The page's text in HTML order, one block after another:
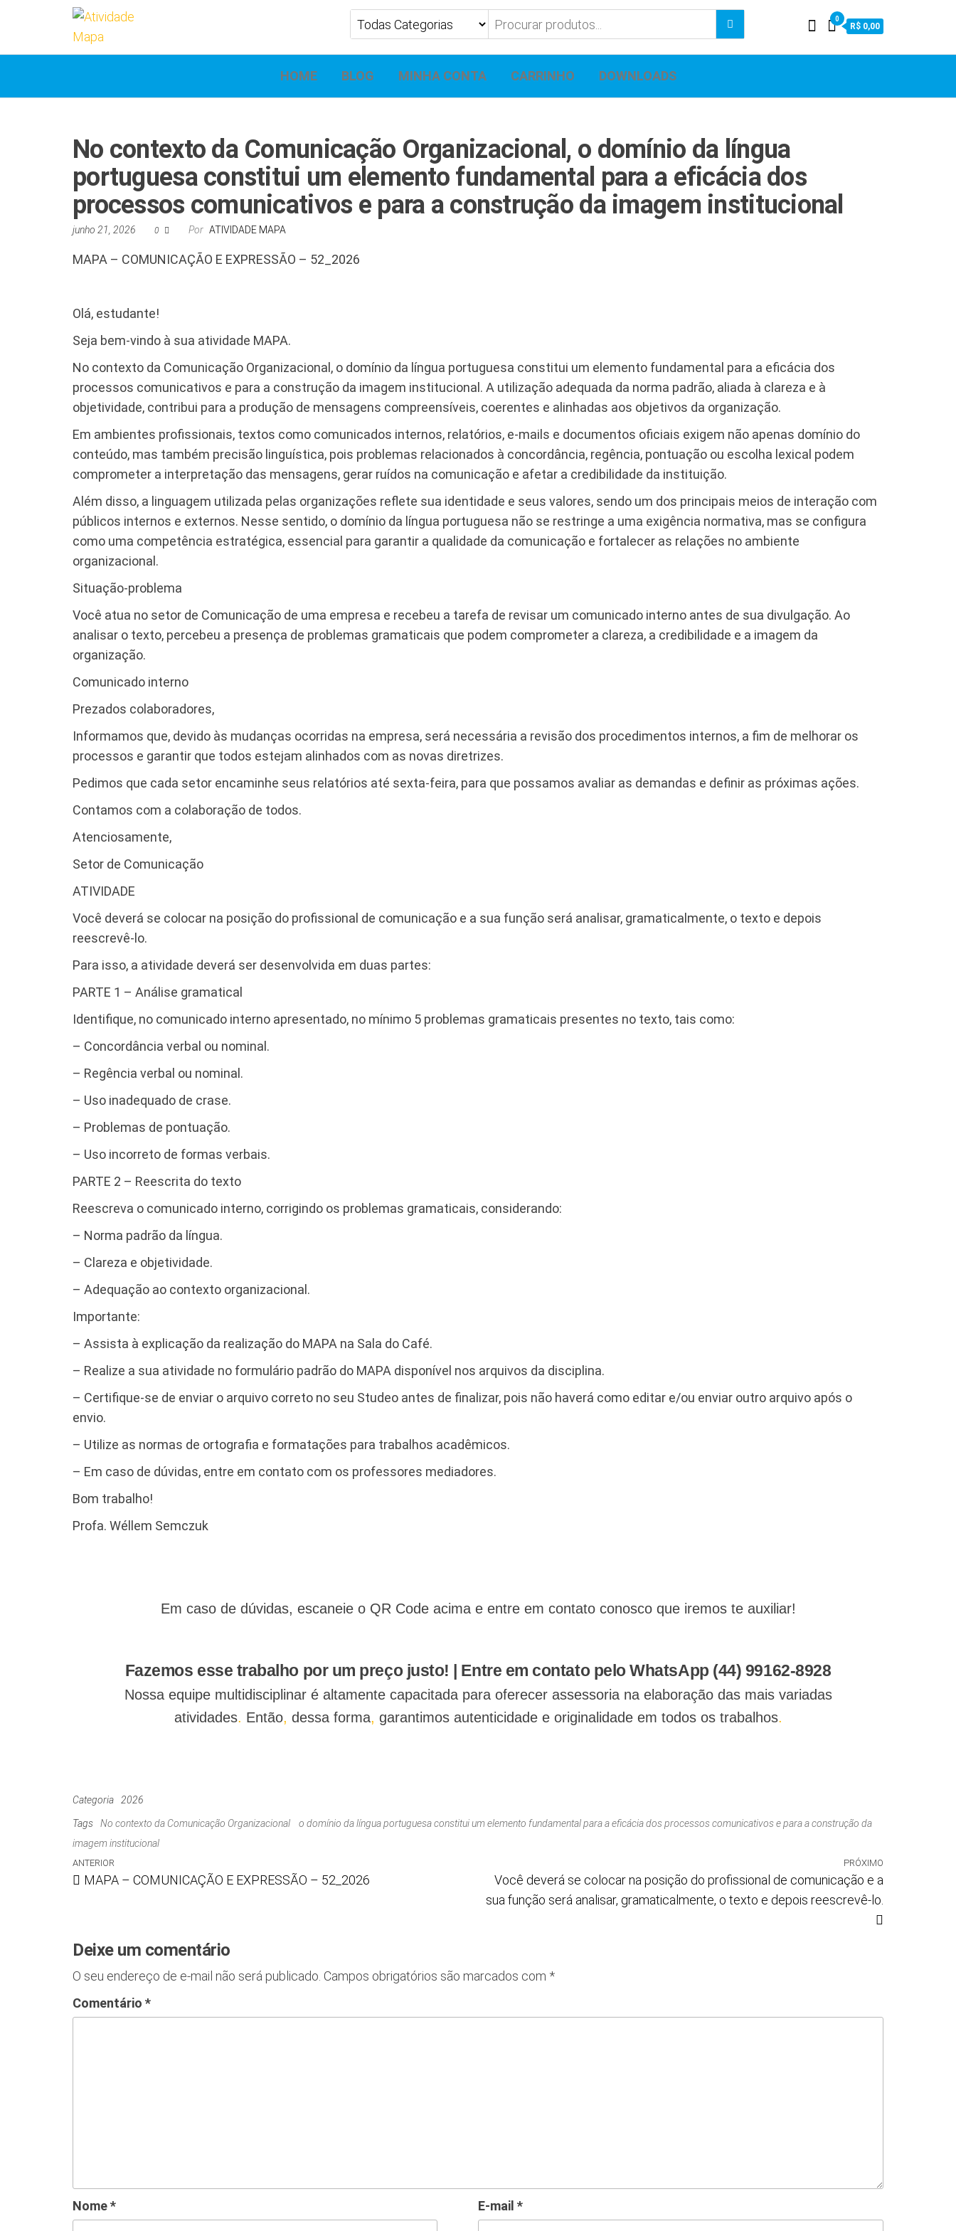
0
R$ 0,00
HOME BLOG MINHA CONTA CARRINHO DOWNLOADS
No contexto da Comunicação Organizacional, o domínio da língua
portuguesa constitui um elemento fundamental para a eficácia dos
processos comunicativos e para a construção da imagem institucional
junho 21, 2026 0 Por ATIVIDADE MAPA
MAPA – COMUNICAÇÃO E EXPRESSÃO – 52_2026
Olá, estudante!
Seja bem-vindo à sua atividade MAPA.
No contexto da Comunicação Organizacional, o domínio da língua portuguesa constitui um elemento fundamental para a eficácia dos
processos comunicativos e para a construção da imagem institucional. A utilização adequada da norma padrão, aliada à clareza e à
objetividade, contribui para a produção de mensagens compreensíveis, coerentes e alinhadas aos objetivos da organização.
Em ambientes profissionais, textos como comunicados internos, relatórios, e-mails e documentos oficiais exigem não apenas domínio do
conteúdo, mas também precisão linguística, pois problemas relacionados à concordância, regência, pontuação ou escolha lexical podem
comprometer a interpretação das mensagens, gerar ruídos na comunicação e afetar a credibilidade da instituição.
Além disso, a linguagem utilizada pelas organizações reflete sua identidade e seus valores, sendo um dos principais meios de interação com
públicos internos e externos. Nesse sentido, o domínio da língua portuguesa não se restringe a uma exigência normativa, mas se configura
como uma competência estratégica, essencial para garantir a qualidade da comunicação e fortalecer as relações no ambiente
organizacional.
Situação-problema
Você atua no setor de Comunicação de uma empresa e recebeu a tarefa de revisar um comunicado interno antes de sua divulgação. Ao
analisar o texto, percebeu a presença de problemas gramaticais que podem comprometer a clareza, a credibilidade e a imagem da
organização.
Comunicado interno
Prezados colaboradores,
Informamos que, devido às mudanças ocorridas na empresa, será necessária a revisão dos procedimentos internos, a fim de melhorar os
processos e garantir que todos estejam alinhados com as novas diretrizes.
Pedimos que cada setor encaminhe seus relatórios até sexta-feira, para que possamos avaliar as demandas e definir as próximas ações.
Contamos com a colaboração de todos.
Atenciosamente,
Setor de Comunicação
ATIVIDADE
Você deverá se colocar na posição do profissional de comunicação e a sua função será analisar, gramaticalmente, o texto e depois
reescrevê-lo.
Para isso, a atividade deverá ser desenvolvida em duas partes:
PARTE 1 – Análise gramatical
Identifique, no comunicado interno apresentado, no mínimo 5 problemas gramaticais presentes no texto, tais como:
– Concordância verbal ou nominal.
– Regência verbal ou nominal.
– Uso inadequado de crase.
– Problemas de pontuação.
– Uso incorreto de formas verbais.
PARTE 2 – Reescrita do texto
Reescreva o comunicado interno, corrigindo os problemas gramaticais, considerando:
– Norma padrão da língua.
– Clareza e objetividade.
– Adequação ao contexto organizacional.
Importante:
– Assista à explicação da realização do MAPA na Sala do Café.
– Realize a sua atividade no formulário padrão do MAPA disponível nos arquivos da disciplina.
– Certifique-se de enviar o arquivo correto no seu Studeo antes de finalizar, pois não haverá como editar e/ou enviar outro arquivo após o
envio.
– Utilize as normas de ortografia e formatações para trabalhos acadêmicos.
– Em caso de dúvidas, entre em contato com os professores mediadores.
Bom trabalho!
Profa. Wéllem Semczuk
Em caso de dúvidas, escaneie o QR Code acima e entre em contato conosco que iremos te auxiliar!
Fazemos esse trabalho por um preço justo! | Entre em contato pelo WhatsApp (44) 99162-8928
Nossa equipe multidisciplinar é altamente capacitada para oferecer assessoria na elaboração das mais variadas
atividades. Então, dessa forma, garantimos autenticidade e originalidade em todos os trabalhos.
Categoria 2026
Tags No contexto da Comunicação Organizacional
o domínio da língua portuguesa constitui um elemento fundamental para a eficácia dos processos comunicativos e para a construção da
imagem institucional
ANTERIOR
MAPA – COMUNICAÇÃO E EXPRESSÃO – 52_2026
PRÓXIMO
Você deverá se colocar na posição do profissional de comunicação e a
sua função será analisar, gramaticalmente, o texto e depois reescrevê-lo.
Deixe um comentário
O seu endereço de e-mail não será publicado. Campos obrigatórios são marcados com *
Comentário *
Nome* E-mail *